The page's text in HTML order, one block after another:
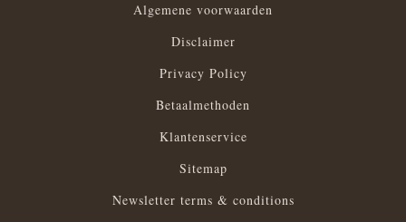
Algemene voorwaarden
Disclaimer
Privacy Policy
Betaalmethoden
Klantenservice
Sitemap
Newsletter terms & conditions